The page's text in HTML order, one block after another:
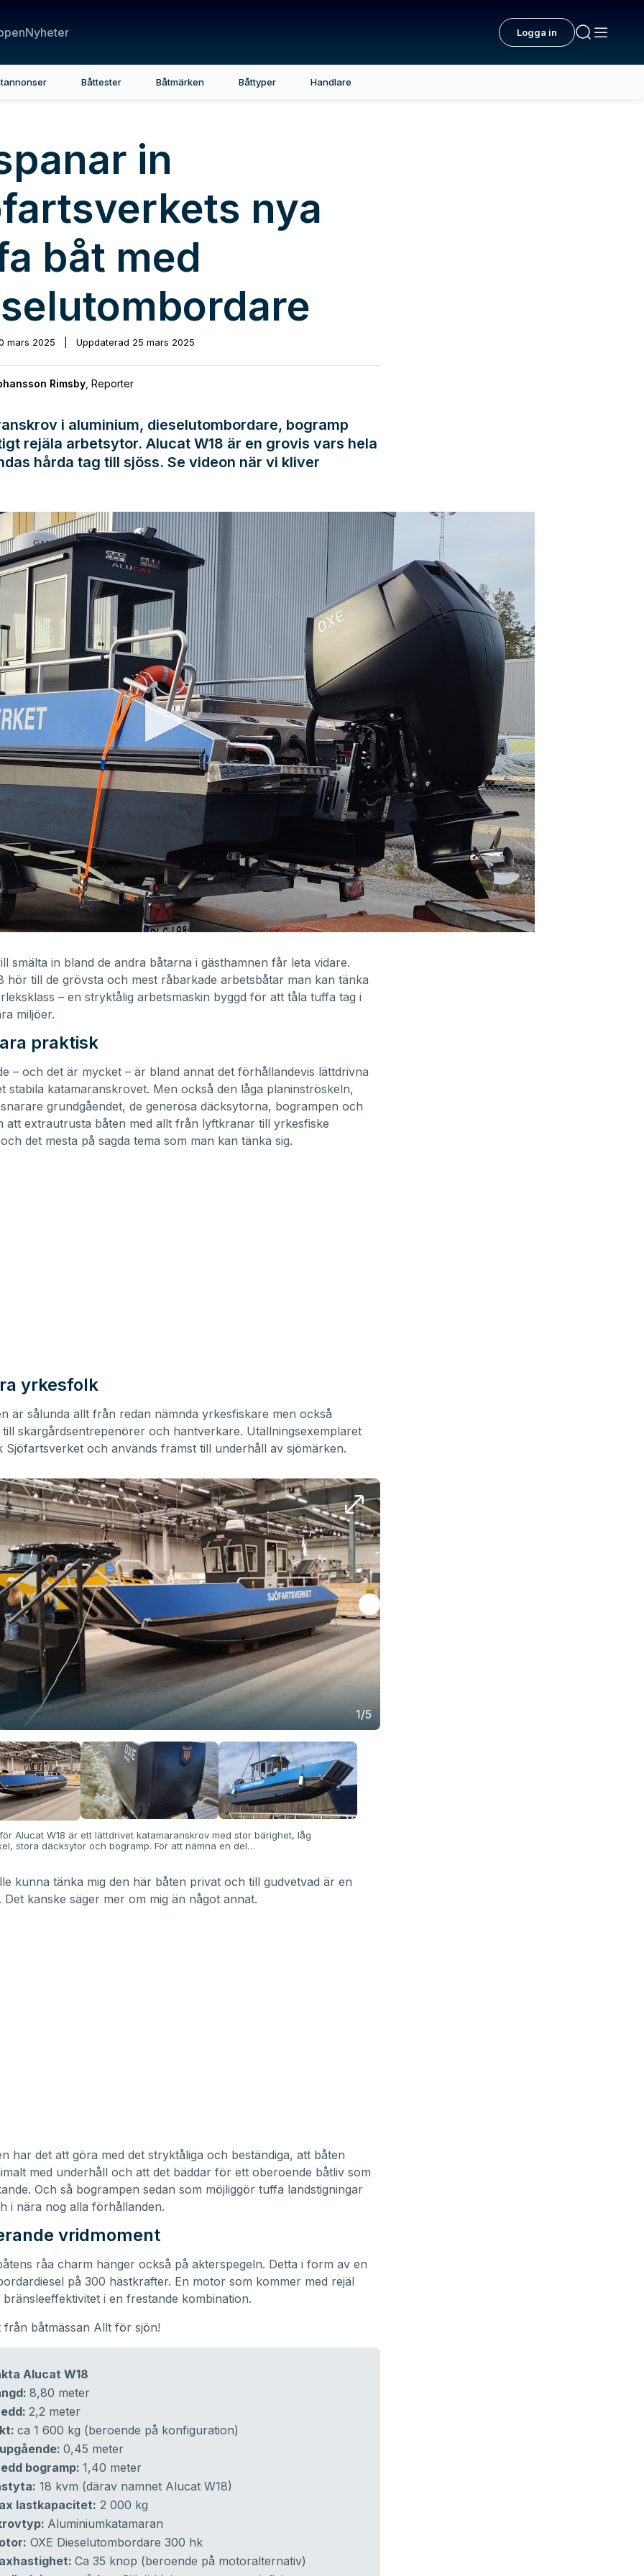
Nyheter Logga in
Båttester Båtmärken Båttyper Handlare
in
nya
båt med
mars 2025 Uppdaterad 25 mars 2025
Rimsby Reporter
i aluminium, dieselutombordare, bogramp
rejäla arbetsytor. Alucat W18 är en grovis vars hela
hårda tag till sjöss. Se videon när vi kliver
smälta in bland de andra båtarna i gästhamnen får leta vidare.
hör till de grövsta och mest råbarkade arbetsbåtar man kan tänka
– en stryktålig arbetsmaskin byggd för att tåla tuffa tag i
miljöer.
praktisk
– och det är mycket – är bland annat det förhållandevis lättdrivna
stabila katamaranskrovet. Men också den låga planinströskeln,
grundgåendet, de generösa däcksytorna, bogrampen och
att extrautrusta båten med allt från lyftkranar till yrkesfiske
det mesta på sagda tema som man kan tänka sig.
yrkesfolk
är sålunda allt från redan nämnda yrkesfiskare men också
till skärgårdsentrepenörer och hantverkare. Utällningsexemplaret
Sjöfartsverket och används främst till underhåll av sjömärken.
1/5
Alucat W18 är ett lättdrivet katamaranskrov med stor bärighet, låg
stora däcksytor och bogramp. För att nämna en del…
kunna tänka mig den här båten privat och till gudvetvad är en
Det kanske säger mer om mig än något annat.
har det att göra med det stryktåliga och beständiga, att båten
med underhåll och att det bäddar för ett oberoende båtliv som
Och så bogrampen sedan som möjliggör tuffa landstigningar
i nära nog alla förhållanden.
vridmoment
råa charm hänger också på akterspegeln. Detta i form av en
på 300 hästkrafter. En motor som kommer med rejäl
i en frestande kombination.
från båtmässan Allt för sjön!
Alucat W18
8,80 meter
2,2 meter
ca 1 600 kg (beroende på konfiguration)
0,45 meter
bogramp: 1,40 meter
18 kvm (därav namnet Alucat W18)
lastkapacitet: 2 000 kg
Aluminiumkatamaran
OXE Dieselutombordare 300 hk
Ca 35 knop (beroende på motoralternativ)